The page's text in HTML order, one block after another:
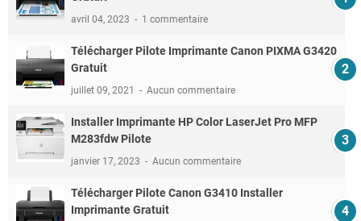
avril 04, 2023 1 commentaire
Télécharger Pilote Imprimante Canon PIXMA G3420
Gratuit
juillet 09, 2021 Aucun commentaire
Installer Imprimante HP Color LaserJet Pro MFP
M283fdw Pilote
janvier 17, 2023 Aucun commentaire
Télécharger Pilote Canon G3410 Installer
Imprimante Gratuit